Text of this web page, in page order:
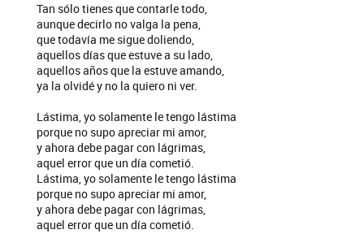
Tan sólo tienes que contarle todo,
aunque decirlo no valga la pena,
que todavía me sigue doliendo,
aquellos días que estuve a su lado,
aquellos años que la estuve amando,
ya la olvidé y no la quiero ni ver.
Lástima, yo solamente le tengo lástima
porque no supo apreciar mi amor,
y ahora debe pagar con lágrimas,
aquel error que un día cometió.
Lástima, yo solamente le tengo lástima
porque no supo apreciar mi amor,
y ahora debe pagar con lágrimas,
aquel error que un día cometió.